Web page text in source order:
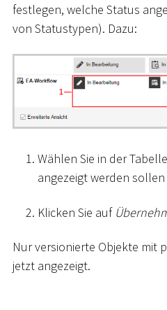
festlegen, welche Status
von Statustypen). Dazu:
Wählen Sie in der
angezeigt werden sollen
Klicken Sie auf
Nur versionierte Objekte mit
jetzt angezeigt.